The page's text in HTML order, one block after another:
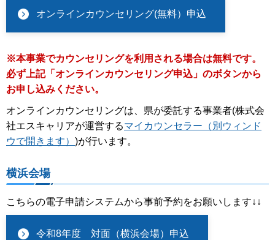
オンラインカウンセリング(無料）申込
※本事業でカウンセリングを利用される場合は無料です。
必ず上記「オンラインカウンセリング申込」のボタンから
お申し込みください。
オンラインカウンセリングは、県が委託する事業者(株式会
社エスキャリアが運営するマイカウンセラー（別ウィンド
ウで開きます） )が行います。
横浜会場
こちらの電子申請システムから事前予約をお願いします↓↓
令和8年度 対面（横浜会場）申込